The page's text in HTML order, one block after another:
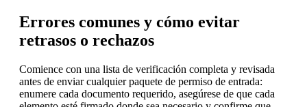
Errores comunes y cómo evitar
retrasos o rechazos
Comience con una lista de verificación completa y revisada
antes de enviar cualquier paquete de permiso de entrada:
enumere cada documento requerido, asegúrese de que cada